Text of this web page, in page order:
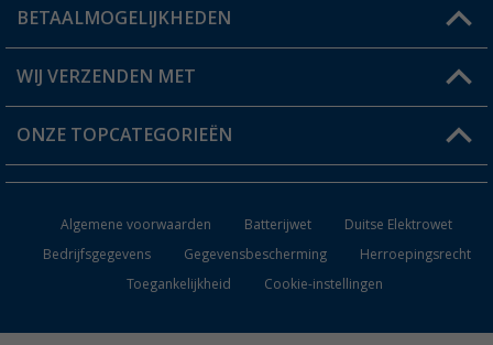
Status bestelling
Verlanglijstje
FAQ & Contact
Verzendinformatie
Catalogus
BETAALMOGELIJKHEDEN
WIJ VERZENDEN MET
ONZE TOPCATEGORIEËN
Keukenaccessoires
Campingmeubilair
Campingtoiletten
Algemene voorwaarden Batterijwet
Duitse Elektrowet
Bedrijfsgegevens
Gegevensbescherming
Herroepingsrecht
Toegankelijkheid
Cookie-instellingen